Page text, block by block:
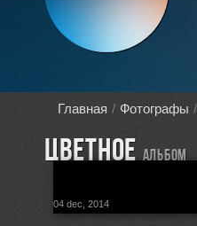
Главная Фотографы
ЦВЕТноеальбом
04 dec, 2014